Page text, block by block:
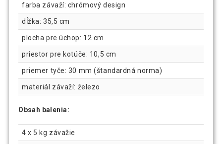
farba závaží: chrómový design
dĺžka: 35,5 cm
plocha pre úchop: 12 cm
priestor pre kotúče: 10,5 cm
priemer tyče: 30 mm (štandardná norma)
materiál závaží: železo
Obsah balenia:
4 x 5 kg závažie